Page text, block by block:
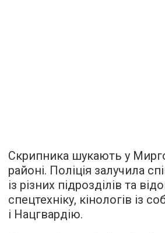
Скрипника шукають у
районі. Поліція залучила
із різних підрозділів та
спецтехніку, кінологів із
і Нацгвардію.